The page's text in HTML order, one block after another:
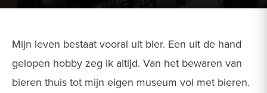
Mijn leven bestaat vooral uit bier. Een uit de hand
gelopen hobby zeg ik altijd. Van het bewaren van
bieren thuis tot mijn eigen museum vol met bieren.